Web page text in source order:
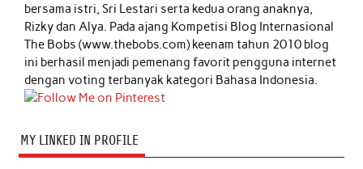
bersama istri, Sri Lestari serta kedua orang anaknya,
Rizky dan Alya. Pada ajang Kompetisi Blog Internasional
The Bobs (www.thebobs.com) keenam tahun 2010 blog
ini berhasil menjadi pemenang favorit pengguna internet
dengan voting terbanyak kategori Bahasa Indonesia.
MY LINKED IN PROFILE